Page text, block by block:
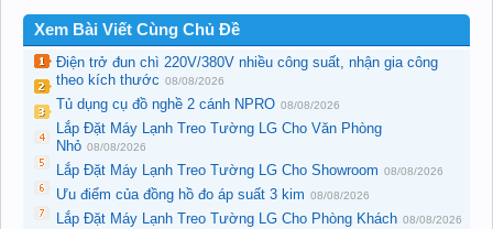
Xem Bài Viết Cùng Chủ Đề
Điện trở đun chì 220V/380V nhiều công suất, nhận gia công
theo kích thước 08/08/2026
Tủ dụng cụ đồ nghề 2 cánh NPRO 08/08/2026
Lắp Đặt Máy Lạnh Treo Tường LG Cho Văn Phòng
Nhỏ 08/08/2026
Lắp Đặt Máy Lạnh Treo Tường LG Cho Showroom 08/08/2026
Ưu điểm của đồng hồ đo áp suất 3 kim 08/08/2026
Lắp Đặt Máy Lạnh Treo Tường LG Cho Phòng Khách 08/08/2026